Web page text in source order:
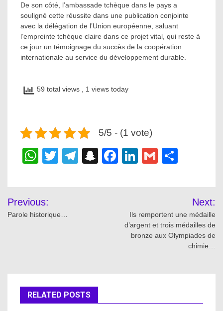
De son côté, l’ambassade tchèque dans le pays a
souligné cette réussite dans une publication conjointe
avec la délégation de l’Union européenne, saluant
l’empreinte tchèque claire dans ce projet vital, qui reste à
ce jour un témoignage du succès de la coopération
internationale au service du développement durable.
59 total views , 1 views today
5/5 - (1 vote)
WhatsApp
TwitterTelegram
Snapchat
Facebook
LinkedIn
Gmail
Post
navigation
Previous:
Parole historique…
Next:
Ils remportent une médaille
d’argent et trois médailles de
bronze aux Olympiades de
chimie…
RELATED POSTS